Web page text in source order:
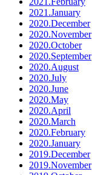
2021.January
2020.December
2020.November
2020.October
2020.September
2020.August
2020.July
2020.June
2020.May
2020.April
2020.March
2020.February
2020.January
2019.December
2019.November